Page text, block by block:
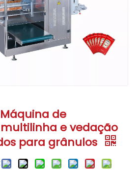
Máquina de
e vedação
para grânulos